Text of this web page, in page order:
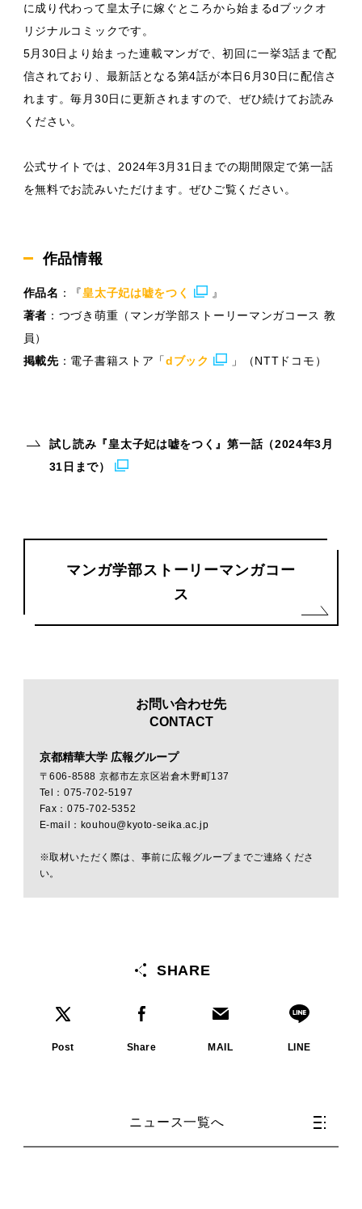
に成り代わって皇太子に嫁ぐところから始まるdブックオ
リジナルコミックです。
5月30日より始まった連載マンガで、初回に一挙3話まで配
信されており、最新話となる第4話が本日6月30日に配信さ
れます。毎月30日に更新されますので、ぜひ続けてお読み
ください。
公式サイトでは、2024年3月31日までの期間限定で第一話
を無料でお読みいただけます。ぜひご覧ください。
作品情報
作品名 ：『皇太子妃は嘘をつく
』
著者 ：つづき萌重（マンガ学部ストーリーマンガコース 教
員）
掲載先：電子書籍ストア「dブック 」（NTTドコモ）
試し読み『皇太子妃は嘘をつく』第一話（2024年3月
31日まで）
マンガ学部ストーリーマンガコー
ス
お問い合わせ先
CONTACT
京都精華大学 広報グループ
〒606-8588 京都市左京区岩倉木野町137
Tel：075-702-5197
Fax：075-702-5352
E-mail：kouhou@kyoto-seika.ac.jp
※取材いただく際は、事前に広報グループまでご連絡くださ
い。
SHARE
Post Share MAIL LINE
ニュース一覧へ